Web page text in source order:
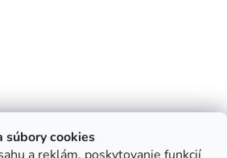
súbory cookies